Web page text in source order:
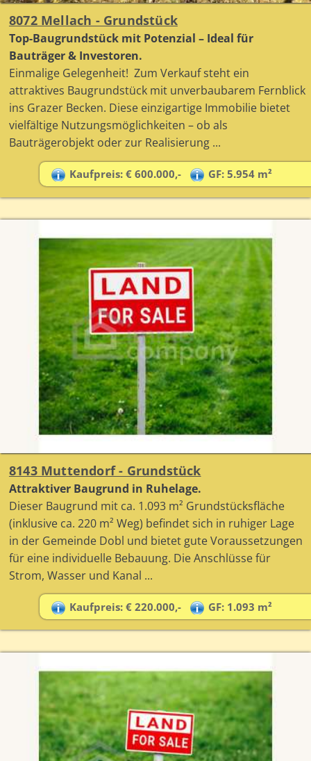
8072 Mellach - Grundstück
Top-Baugrundstück mit Potenzial – Ideal für
Bauträger & Investoren.
Einmalige Gelegenheit! Zum Verkauf steht ein
attraktives Baugrundstück mit unverbaubarem Fernblick
ins Grazer Becken. Diese einzigartige Immobilie bietet
vielfältige Nutzungsmöglichkeiten – ob als
Bauträgerobjekt oder zur Realisierung ...
Kaufpreis: € 600.000,- GF: 5.954 m²
8143 Muttendorf - Grundstück
Attraktiver Baugrund in Ruhelage.
Dieser Baugrund mit ca. 1.093 m² Grundstücksfläche
(inklusive ca. 220 m² Weg) befindet sich in ruhiger Lage
in der Gemeinde Dobl und bietet gute Voraussetzungen
für eine individuelle Bebauung. Die Anschlüsse für
Strom, Wasser und Kanal ...
Kaufpreis: € 220.000,- GF: 1.093 m²